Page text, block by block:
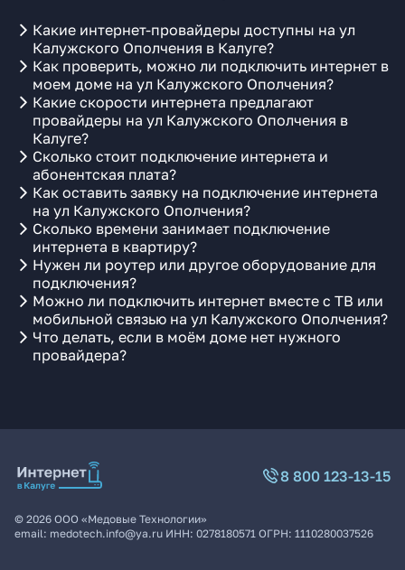
Какие интернет-провайдеры доступны на ул
Калужского Ополчения в Калуге?
Как проверить, можно ли подключить интернет в
моем доме на ул Калужского Ополчения?
Какие скорости интернета предлагают
провайдеры на ул Калужского Ополчения в
Калуге?
Сколько стоит подключение интернета и
абонентская плата?
Как оставить заявку на подключение интернета
на ул Калужского Ополчения?
Сколько времени занимает подключение
интернета в квартиру?
Нужен ли роутер или другое оборудование для
подключения?
Можно ли подключить интернет вместе с ТВ или
мобильной связью на ул Калужского Ополчения?
Что делать, если в моём доме нет нужного
провайдера?
8 800 123-13-15
© 2026 ООО «Медовые Технологии»
email: medotech.info@ya.ru ИНН: 0278180571 ОГРН: 1110280037526